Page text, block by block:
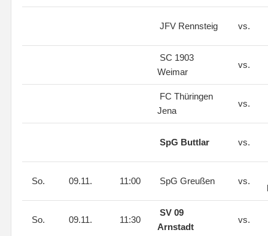
JFV Rennsteig vs.
SC 1903
Weimar
vs.
FC Thüringen
Jena
vs.
SpG Buttlar vs.
So. 09.11. 11:00 SpG Greußen vs.
So. 09.11. 11:30
SV 09
Arnstadt
vs.